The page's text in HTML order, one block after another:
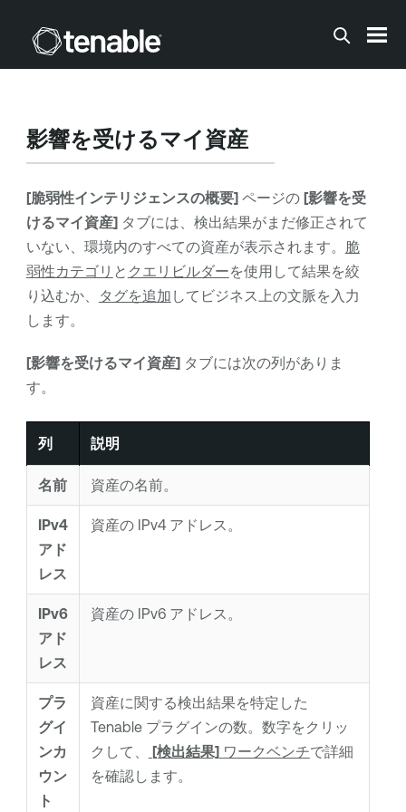
メインコンテンツに移動する
影響を受けるマイ資産
[脆弱性インテリジェンスの概要]ページの [影響を受
けるマイ資産]タブには、検出結果がまだ修正されて
いない、環境内のすべての資産が表示されます。 脆
弱性カテゴリ と クエリビルダーを使用して結果を絞
り込むか、
タグを追加 してビジネス上の文脈を入力
します。
[影響を受けるマイ資産]タブには次の列がありま
す。
列 説明
名前 資産の名前。
IPv4
アド
レス
資産の IPv4 アドレス。
IPv6
アド
レス
資産の IPv6 アドレス。
プラ
グイ
ンカ
ウン
ト
資産に関する検出結果を特定した
Tenable プラグインの数。数字をクリッ
クして、
[検出結果] ワークベンチで詳細
を確認します。